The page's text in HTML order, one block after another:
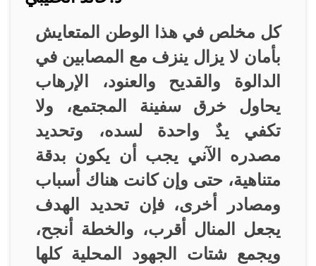
كل مخلص في هذا الوطن المتعايش
بأمان لا يزال ينزف مع المصابين في
الدالوة والقديح والعنود، الإرهاب
يحاول خرق سفينة المجتمع، ولا
تكفي يدٌ واحدة لسده، وتحديد
مصدره الآني يجب أن يكون بدقة
متناهية، حتى وإن كانت هناك أسباب
ومصادر أخرى، فإن تحديد الهدف
يجعل المنال أقرب، والخطة أنجح،
ويجمع شتات الجهود المحلية كلها